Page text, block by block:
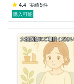
・発達特性につ
・主治医との関
・誰にも話せず
など、内容は問
病院に行くほど
家族や友人には
4.4 実績5件
購入可能